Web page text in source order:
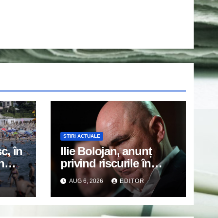
în
STIRI ACTUALE
Ilie Bolojan, anunț
privind riscurile în
domeniul energiei
electrice. Ce a decis
Guvernul
AUG 6, 2026 EDITOR